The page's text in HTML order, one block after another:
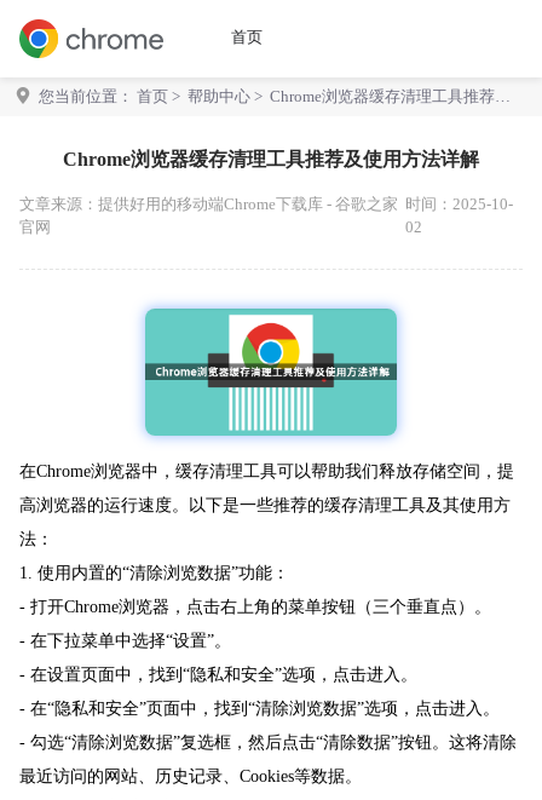
首页
您当前位置： 首页 > 帮助中心 > Chrome浏览器缓存清理工具推荐及
Chrome浏览器缓存清理工具推荐及使用方法详解
文章来源： 提供好用的移动端Chrome下载库 - 谷歌之家
官网
时间：2025-10-
02
在Chrome浏览器中，缓存清理工具可以帮助我们释放存储空间，提
高浏览器的运行速度。以下是一些推荐的缓存清理工具及其使用方
法：
1. 使用内置的“清除浏览数据”功能：
- 打开Chrome浏览器，点击右上角的菜单按钮（三个垂直点）。
- 在下拉菜单中选择“设置”。
- 在设置页面中，找到“隐私和安全”选项，点击进入。
- 在“隐私和安全”页面中，找到“清除浏览数据”选项，点击进入。
- 勾选“清除浏览数据”复选框，然后点击“清除数据”按钮。这将清除
最近访问的网站、历史记录、Cookies等数据。